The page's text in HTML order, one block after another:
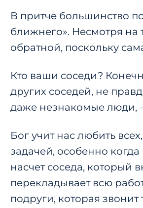
В притче большинство
ближнего». Несмотря на
обратной, поскольку
Кто ваши соседи?
других соседей, не
даже незнакомые люди,
Бог учит нас любить
задачей, особенно
насчет соседа, который
перекладывает всю
подруги, которая